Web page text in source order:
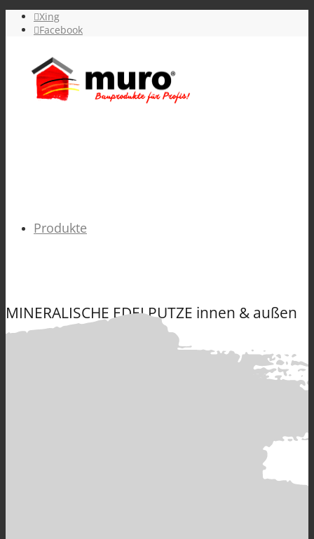
Xing
Facebook
Produkte
MINERALISCHE EDELPUTZE innen & außen